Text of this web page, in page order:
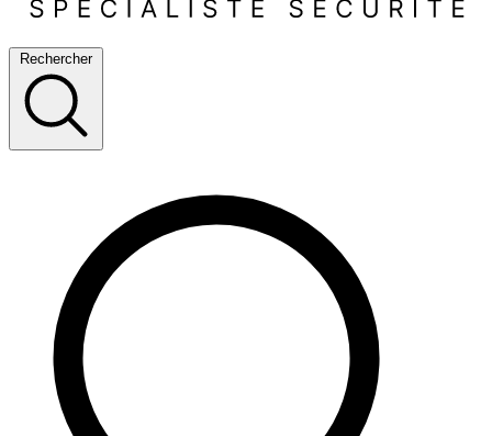
Rechercher